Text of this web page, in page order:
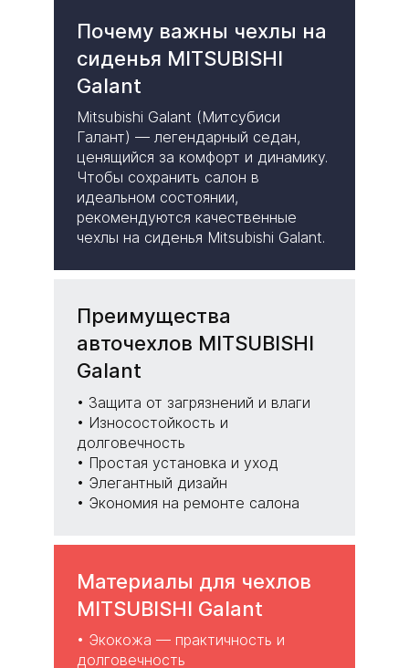
Почему важны чехлы на
сиденья MITSUBISHI
Galant
Mitsubishi Galant (Митсубиси
Галант) — легендарный седан,
ценящийся за комфорт и динамику.
Чтобы сохранить салон в
идеальном состоянии,
рекомендуются качественные
чехлы на сиденья Mitsubishi Galant.
Преимущества
авточехлов MITSUBISHI
Galant
• Защита от загрязнений и влаги
• Износостойкость и
долговечность
• Простая установка и уход
• Элегантный дизайн
• Экономия на ремонте салона
Материалы для чехлов
MITSUBISHI Galant
• Экокожа — практичность и
долговечность